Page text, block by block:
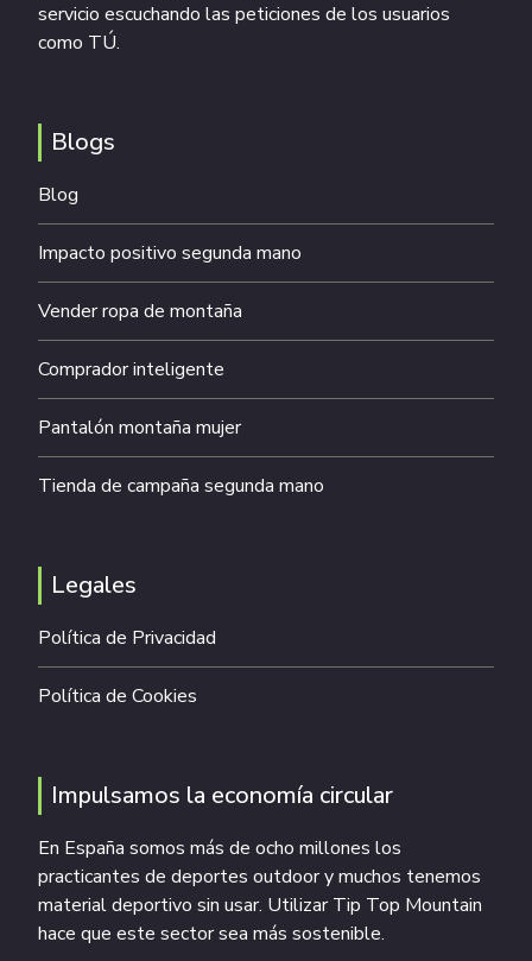
servicio escuchando las peticiones de los usuarios
como TÚ.
Blogs
Blog
Impacto positivo segunda mano
Vender ropa de montaña
Comprador inteligente
Pantalón montaña mujer
Tienda de campaña segunda mano
Legales
Política de Privacidad
Política de Cookies
Impulsamos la economía circular
En España somos más de ocho millones los
practicantes de deportes outdoor y muchos tenemos
material deportivo sin usar. Utilizar Tip Top Mountain
hace que este sector sea más sostenible.